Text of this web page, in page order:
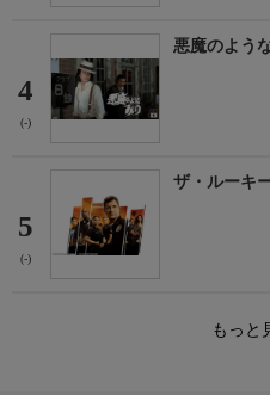
4
(-)
悪魔のよう
5
(-)
ザ・ルーキ
もっ